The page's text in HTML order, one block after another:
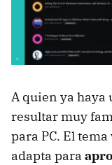
A quien ya haya
resultar muy
para PC. El
adapta para